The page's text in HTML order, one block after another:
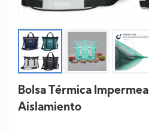
Bolsa Térmica
Aislamiento